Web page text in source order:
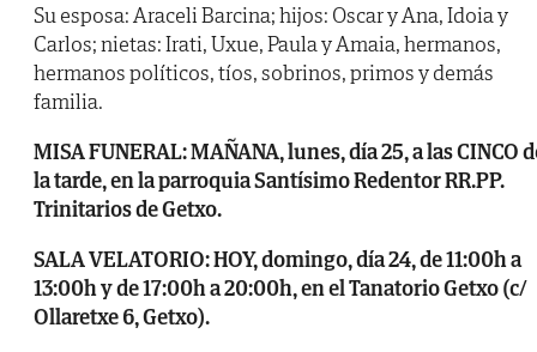
Su esposa: Araceli Barcina; hijos: Oscar y Ana, Idoia y
Carlos; nietas: Irati, Uxue, Paula y Amaia, hermanos,
hermanos políticos, tíos, sobrinos, primos y demás
familia.
MISA FUNERAL: MAÑANA, lunes, día 25, a las CINCO
la tarde, en la parroquia Santísimo Redentor RR.PP.
Trinitarios de Getxo.
SALA VELATORIO: HOY, domingo, día 24, de 11:00h a
13:00h y de 17:00h a 20:00h, en el Tanatorio Getxo (c/
Ollaretxe 6, Getxo).